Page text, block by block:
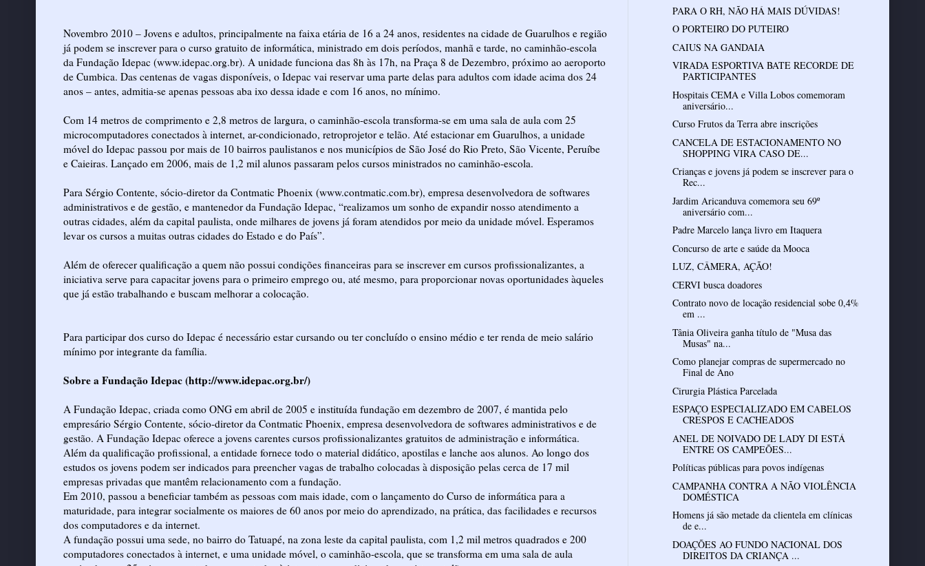
Novembro 2010 – Jovens e adultos, principalmente na faixa etária de 16 a 24 anos, residentes na cidade de Guarulhos e região
já podem se inscrever para o curso gratuito de informática, ministrado em dois períodos, manhã e tarde, no caminhão-escola
da Fundação Idepac (www.idepac.org.br). A unidade funciona das 8h às 17h, na Praça 8 de Dezembro, próximo ao aeroporto
de Cumbica. Das centenas de vagas disponíveis, o Idepac vai reservar uma parte delas para adultos com idade acima dos 24
anos – antes, admitia-se apenas pessoas aba ixo dessa idade e com 16 anos, no mínimo.
Com 14 metros de comprimento e 2,8 metros de largura, o caminhão-escola transforma-se em uma sala de aula com 25
microcomputadores conectados à internet, ar-condicionado, retroprojetor e telão. Até estacionar em Guarulhos, a unidade
móvel do Idepac passou por mais de 10 bairros paulistanos e nos municípios de São José do Rio Preto, São Vicente, Peruíbe
e Caieiras. Lançado em 2006, mais de 1,2 mil alunos passaram pelos cursos ministrados no caminhão-escola.
Para Sérgio Contente, sócio-diretor da Contmatic Phoenix (www.contmatic.com.br), empresa desenvolvedora de softwares
administrativos e de gestão, e mantenedor da Fundação Idepac, “realizamos um sonho de expandir nosso atendimento a
outras cidades, além da capital paulista, onde milhares de jovens já foram atendidos por meio da unidade móvel. Esperamos
levar os cursos a muitas outras cidades do Estado e do País”.
Além de oferecer qualificação a quem não possui condições financeiras para se inscrever em cursos profissionalizantes, a
iniciativa serve para capacitar jovens para o primeiro emprego ou, até mesmo, para proporcionar novas oportunidades àqueles
que já estão trabalhando e buscam melhorar a colocação.
Para participar dos curso do Idepac é necessário estar cursando ou ter concluído o ensino médio e ter renda de meio salário
mínimo por integrante da família.
Sobre a Fundação Idepac (http://www.idepac.org.br/)
A Fundação Idepac, criada como ONG em abril de 2005 e instituída fundação em dezembro de 2007, é mantida pelo
empresário Sérgio Contente, sócio-diretor da Contmatic Phoenix, empresa desenvolvedora de softwares administrativos e de
gestão. A Fundação Idepac oferece a jovens carentes cursos profissionalizantes gratuitos de administração e informática.
Além da qualificação profissional, a entidade fornece todo o material didático, apostilas e lanche aos alunos. Ao longo dos
estudos os jovens podem ser indicados para preencher vagas de trabalho colocadas à disposição pelas cerca de 17 mil
empresas privadas que mantêm relacionamento com a fundação.
Em 2010, passou a beneficiar também as pessoas com mais idade, com o lançamento do Curso de informática para a
maturidade, para integrar socialmente os maiores de 60 anos por meio do aprendizado, na prática, das facilidades e recursos
dos computadores e da internet.
A fundação possui uma sede, no bairro do Tatuapé, na zona leste da capital paulista, com 1,2 mil metros quadrados e 200
computadores conectados à internet, e uma unidade móvel, o caminhão-escola, que se transforma em uma sala de aula
PARA O RH, NÃO HÁ MAIS DÚVIDAS!
O PORTEIRO DO PUTEIRO
CAIUS NA GANDAIA
VIRADA ESPORTIVA BATE RECORDE DE
PARTICIPANTES
Hospitais CEMA e Villa Lobos comemoram
aniversário...
Curso Frutos da Terra abre inscrições
CANCELA DE ESTACIONAMENTO NO
SHOPPING VIRA CASO DE...
Crianças e jovens já podem se inscrever para o
Rec...
Jardim Aricanduva comemora seu 69º
aniversário com...
Padre Marcelo lança livro em Itaquera
Concurso de arte e saúde da Mooca
LUZ, CÂMERA, AÇÃO!
CERVI busca doadores
Contrato novo de locação residencial sobe 0,4%
em ...
Tânia Oliveira ganha título de "Musa das
Musas" na...
Como planejar compras de supermercado no
Final de Ano
Cirurgia Plástica Parcelada
ESPAÇO ESPECIALIZADO EM CABELOS
CRESPOS E CACHEADOS
ANEL DE NOIVADO DE LADY DI ESTÁ
ENTRE OS CAMPEÕES...
Políticas públicas para povos indígenas
CAMPANHA CONTRA A NÃO VIOLÊNCIA
DOMÉSTICA
Homens já são metade da clientela em clínicas
de e...
DOAÇÕES AO FUNDO NACIONAL DOS
DIREITOS DA CRIANÇA ...